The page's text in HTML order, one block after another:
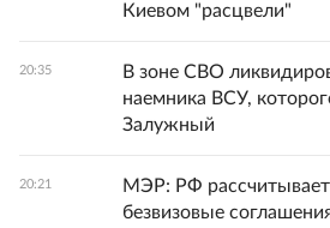
Киевом "расцвели"
20:35
В зоне СВО
наемника ВСУ,
Залужный
20:21
МЭР: РФ
безвизовые